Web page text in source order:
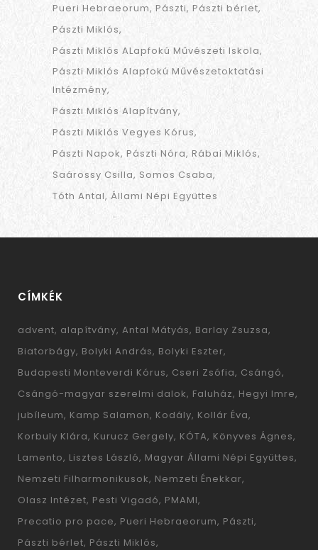
Pueri Hebraeorum Pászti Pászti bérlet
Pászti Miklós
Pászti Miklós ALapfokú Művészeti Iskola
Pászti Miklós Alapfokú Művészetoktatási
Intézmény
Pászti Miklós Alapítvány
Pászti Miklós Vegyes Kórus
Pászti Napok Pászti Nóra Rábai Miklós
Saárossy Csilla Somos Csaba
Tóth Antal Állami Népi Együttes
CÍMKÉK
advent alapítvány Antal Mátyás Barlay Zsuzsa
Biatorbágy Bolyki András Bolyki Eszter
Budapesti Monteverdi Kórus Cseri Zsófia Csángó
Csángó-magyar szerelmi dalok Faluház Hegyi Imre
jubíleum Kamp Salamon Kodály Kollár Éva
Korbuly Klára Kurucz Gergely KÓTA Könyves Ágnes
Lamento Lisztes László Magyar Állami Népi Együttes
Nemzeti Filharmonikusok Nemzeti Énekkar
Olasz Intézet Pesti Vigadó PMAMI
Precatio pro pace Pueri Hebraeorum Pászti
Pászti bérlet Pászti Miklós